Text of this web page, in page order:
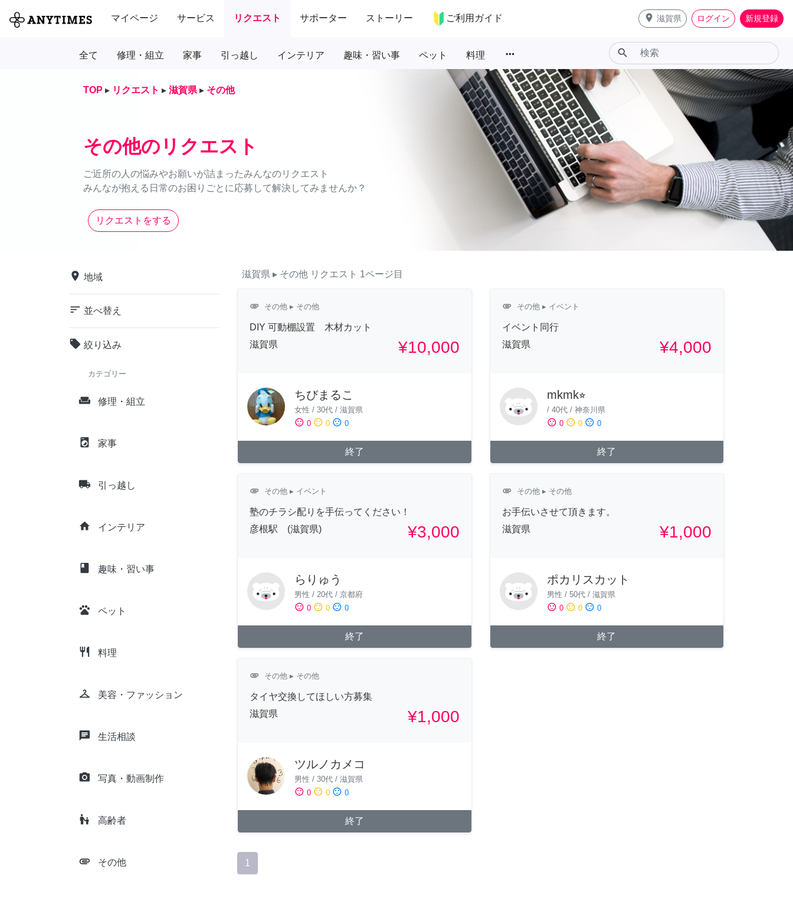
マイページ サービス リクエスト サポーター ストーリー ご利用ガイド place 滋賀県 ログイン 新規登録
全て 修理・組立 家事 引っ越し インテリア 趣味・習い事 ペット 料理 more_horiz search
TOP ▸ リクエスト ▸ 滋賀県 ▸ その他
その他のリクエスト
ご近所の人の悩みやお願いが詰まったみんなのリクエスト
みんなが抱える日常のお困りごとに応募して解決してみませんか？
リクエストをする
place 地域
sort 並べ替え
local_offer 絞り込み
カテゴリー
weekend 修理・組立
local_laundry_service 家事
local_shipping 引っ越し
home インテリア
class 趣味・習い事
pets ペット
restaurant 料理
checkroom 美容・ファッション
chat 生活相談
camera_alt 写真・動画制作
escalator_warning 高齢者
attachment その他
滋賀県 ▸ その他 リクエスト 1ページ目
attachment その他 ▸ その他
DIY 可動棚設置 木材カット
滋賀県
¥10,000
ちびまるこ
女性 / 30代 / 滋賀県
sentiment_satisfied 0 sentiment_neutral 0 sentiment_dissatisfied 0
終了
attachment その他▸ イベント
イベント同行
滋賀県
¥4,000
mkmk⭐︎
/ 40代/ 神奈川県
sentiment_satisfied 0 sentiment_neutral 0 sentiment_dissatisfied 0
終了
attachment その他 ▸ イベント
塾のチラシ配りを手伝ってください！
彦根駅 (滋賀県)
¥3,000
らりゅう
男性 / 20代 / 京都府
sentiment_satisfied 0 sentiment_neutral 0 sentiment_dissatisfied 0
終了
attachment その他▸ その他
お手伝いさせて頂きます。
滋賀県
¥1,000
ポカリスカット
男性 / 50代/ 滋賀県
sentiment_satisfied 0 sentiment_neutral 0 sentiment_dissatisfied 0
終了
attachment その他 ▸ その他
タイヤ交換してほしい方募集
滋賀県
¥1,000
ツルノカメコ
男性 / 30代 / 滋賀県
sentiment_satisfied 0 sentiment_neutral 0 sentiment_dissatisfied 0
終了
1